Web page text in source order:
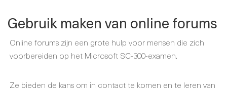
Gebruik maken van online forums
Online forums zijn een grote hulp voor mensen die zich
voorbereiden op het Microsoft SC-300-examen.
Ze bieden de kans om in contact te komen en te leren van